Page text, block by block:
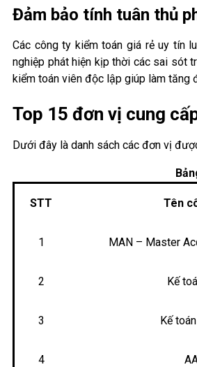
Đảm bảo tính tuân thủ
Các công ty kiểm toán giá rẻ uy tín
nghiệp phát hiện kịp thời các sai sót
kiểm toán viên độc lập giúp làm tăng
Top 15 đơn vị cung
Dưới đây là danh sách các đơn vị
STT Tên
1 MAN – Master
2 Kế
3 Kế
4